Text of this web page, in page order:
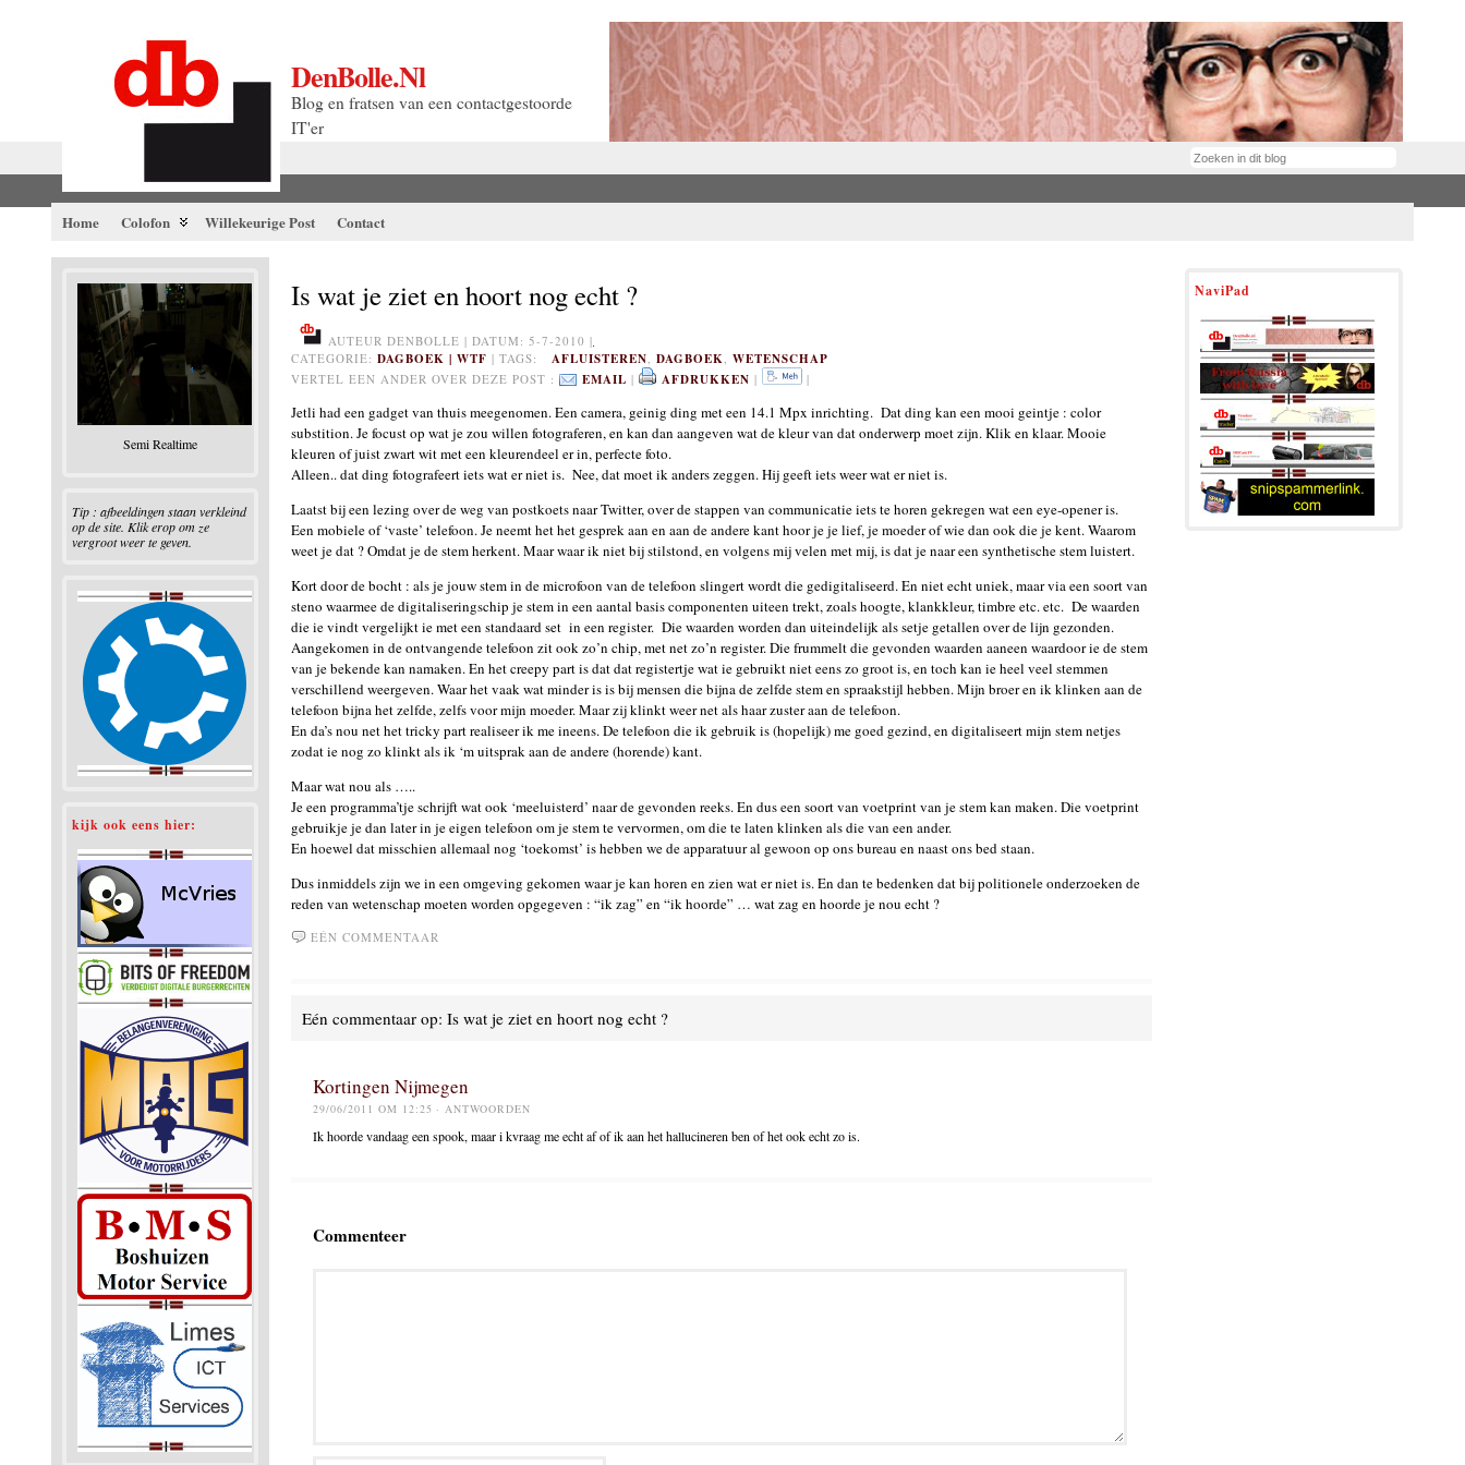
DenBolle.nl
Blog en fratsen van een contactgestoorde
IT'er
Home Colofon Willekeurige Post Contact
Semi Realtime
Tip : afbeeldingen staan verkleind
op de site. Klik erop om ze
vergroot weer te geven.
kijk ook eens hier:
Is wat je ziet en hoort nog echt ?
AUTEUR DENBOLLE | DATUM: 5-7-2010 |
CATEGORIE: DAGBOEK | WTF | TAGS: AFLUISTEREN, DAGBOEK, WETENSCHAP
VERTEL EEN ANDER OVER DEZE POST : EMAIL | AFDRUKKEN | |
Jetli had een gadget van thuis meegenomen. Een camera, geinig ding met een 14.1 Mpx inrichting. Dat ding kan een mooi geintje : color
substition. Je focust op wat je zou willen fotograferen, en kan dan aangeven wat de kleur van dat onderwerp moet zijn. Klik en klaar. Mooie
kleuren of juist zwart wit met een kleurendeel er in, perfecte foto.
Alleen.. dat ding fotografeert iets wat er niet is. Nee, dat moet ik anders zeggen. Hij geeft iets weer wat er niet is.
Laatst bij een lezing over de weg van postkoets naar Twitter, over de stappen van communicatie iets te horen gekregen wat een eye-opener is.
Een mobiele of ‘vaste’ telefoon. Je neemt het het gesprek aan en aan de andere kant hoor je je lief, je moeder of wie dan ook die je kent. Waarom
weet je dat ? Omdat je de stem herkent. Maar waar ik niet bij stilstond, en volgens mij velen met mij, is dat je naar een synthetische stem luistert.
Kort door de bocht : als je jouw stem in de microfoon van de telefoon slingert wordt die gedigitaliseerd. En niet echt uniek, maar via een soort van
steno waarmee de digitaliseringschip je stem in een aantal basis componenten uiteen trekt, zoals hoogte, klankkleur, timbre etc. etc. De waarden
die ie vindt vergelijkt ie met een standaard set in een register. Die waarden worden dan uiteindelijk als setje getallen over de lijn gezonden.
Aangekomen in de ontvangende telefoon zit ook zo’n chip, met net zo’n register. Die frummelt die gevonden waarden aaneen waardoor ie de stem
van je bekende kan namaken. En het creepy part is dat dat registertje wat ie gebruikt niet eens zo groot is, en toch kan ie heel veel stemmen
verschillend weergeven. Waar het vaak wat minder is is bij mensen die bijna de zelfde stem en spraakstijl hebben. Mijn broer en ik klinken aan de
telefoon bijna het zelfde, zelfs voor mijn moeder. Maar zij klinkt weer net als haar zuster aan de telefoon.
En da’s nou net het tricky part realiseer ik me ineens. De telefoon die ik gebruik is (hopelijk) me goed gezind, en digitaliseert mijn stem netjes
zodat ie nog zo klinkt als ik ‘m uitsprak aan de andere (horende) kant.
Maar wat nou als …..
Je een programma’tje schrijft wat ook ‘meeluisterd’ naar de gevonden reeks. En dus een soort van voetprint van je stem kan maken. Die voetprint
gebruikje je dan later in je eigen telefoon om je stem te vervormen, om die te laten klinken als die van een ander.
En hoewel dat misschien allemaal nog ‘toekomst’ is hebben we de apparatuur al gewoon op ons bureau en naast ons bed staan.
Dus inmiddels zijn we in een omgeving gekomen waar je kan horen en zien wat er niet is. En dan te bedenken dat bij politionele onderzoeken de
reden van wetenschap moeten worden opgegeven : “ik zag” en “ik hoorde” … wat zag en hoorde je nou echt ?
EÉN COMMENTAAR
Eén commentaar op: Is wat je ziet en hoort nog echt ?
Kortingen Nijmegen
29/06/2011 OM 12:25 · ANTWOORDEN
Ik hoorde vandaag een spook, maar i kvraag me echt af of ik aan het hallucineren ben of het ook echt zo is.
Commenteer
NaviPad